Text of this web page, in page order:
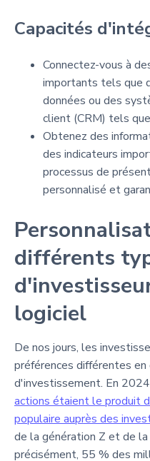
Capacités
Connectez-vous à
importants tels que
données ou des
client (CRM) tels
Obtenez des
des indicateurs
processus de
personnalisé et
différents
logiciel
De nos jours, les
préférences différentes en
d'investissement. En
actions étaient le produit
populaire auprès des
de la génération Z et de la
précisément, 55 % des